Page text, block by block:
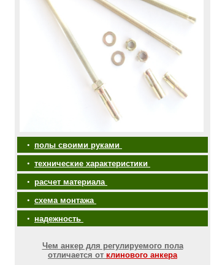
• полы своими руками
• технические характеристики
• расчет материала
• схема монтажа
• надежность
Чем анкер для регулируемого пола
отличается от клинового анкера